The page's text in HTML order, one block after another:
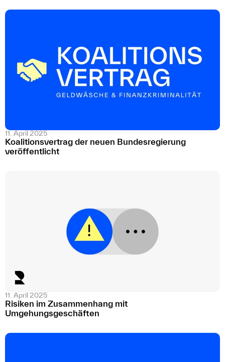
11. April 2025
Koalitionsvertrag der neuen Bundesregierung
veröffentlicht
11. April 2025
Risiken im Zusammenhang mit
Umgehungsgeschäften